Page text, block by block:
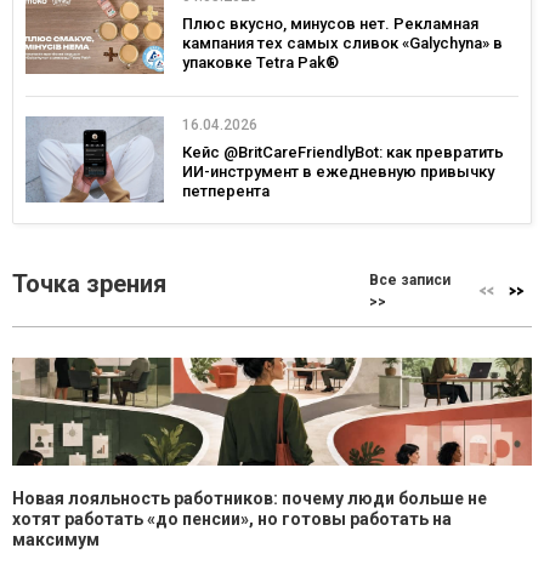
Плюс вкусно, минусов нет. Рекламная
кампания тех самых сливок «Galychyna» в
упаковке Tetra Pak®
16.04.2026
Кейс @BritCareFriendlyBot: как превратить
ИИ-инструмент в ежедневную привычку
петперента
Точка зрения
Все записи
>>
Новая лояльность работников: почему люди больше не
хотят работать «до пенсии», но готовы работать на
максимум